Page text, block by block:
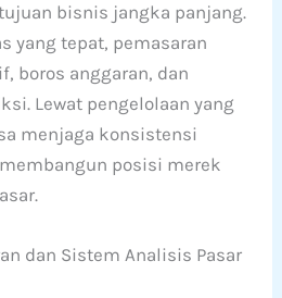
bisnis jangka panjang.
yang tepat, pemasaran
boros anggaran, dan
Lewat pengelolaan yang
menjaga konsistensi
posisi merek
dan Sistem Analisis Pasar